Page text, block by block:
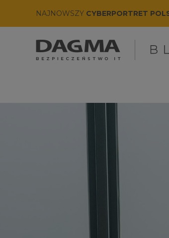
NAJNOWSZY CYBERPORTRET